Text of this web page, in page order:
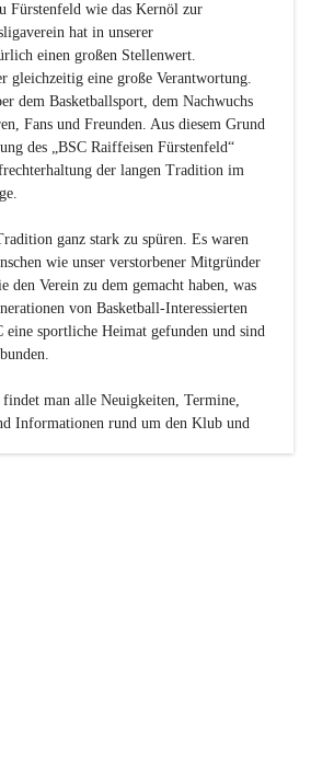
Fürstenfeld wie das Kernöl zur
hat in unserer
einen großen Stellenwert.
gleichzeitig eine große Verantwortung.
dem Basketballsport, dem Nachwuchs
Fans und Freunden. Aus diesem Grund
des „BSC Raiffeisen Fürstenfeld“
der langen Tradition im
ganz stark zu spüren. Es waren
wie unser verstorbener Mitgründer
den Verein zu dem gemacht haben, was
von Basketball-Interessierten
eine sportliche Heimat gefunden und sind
man alle Neuigkeiten, Termine,
Informationen rund um den Klub und